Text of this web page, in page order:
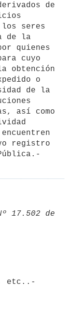
de
seres
de la
quienes
cuyo
obtención
o
de la
así como
registro
17.502 de